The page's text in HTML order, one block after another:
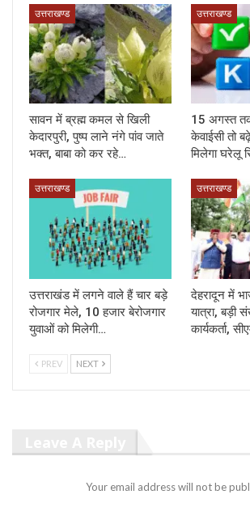
उत्तराखण्ड
सावन में ब्रह्म कमल से खिली
केदारपुरी, पुष्प लाने नंगे पांव जाते
भक्त, बाबा को कर रहे…
उत्तराखण्ड
15 अगस्त
केवाईसी तो
मिलेगा घरेलू
उत्तराखण्ड
उत्तराखंड में लगने वाले हैं चार बड़े
रोजगार मेले, 10 हजार बेरोजगार
युवाओं को मिलेगी…
उत्तराखण्ड
देहरादून में
यात्रा, बड़ी
कार्यकर्ता,
PREV NEXT
Your email address will not be